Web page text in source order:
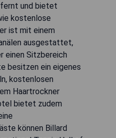
und bietet
kostenlose
ist mit einem
ausgestattet,
einen Sitzbereich
besitzen ein eigenes
kostenlosen
Haartrockner
bietet zudem
können Billard